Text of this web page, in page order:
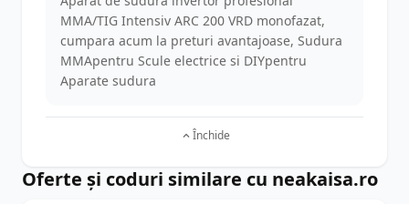
MMA/TIG Intensiv ARC 200 VRD monofazat,
cumpara acum la preturi avantajoase, Sudura
MMApentru Scule electrice si DIYpentru
Aparate sudura
Închide
Oferte și coduri similare cu neakaisa.ro